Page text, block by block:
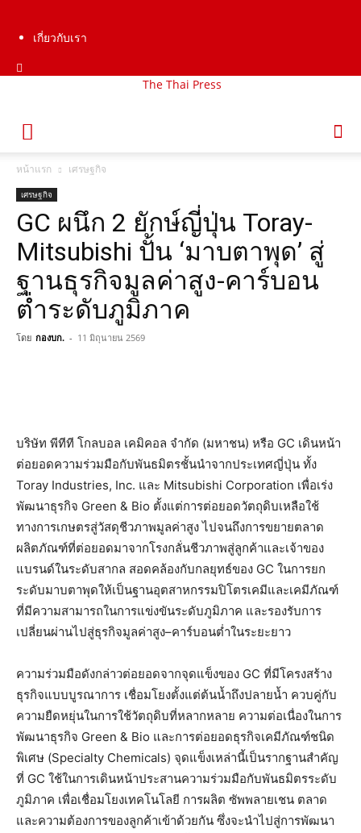
เกี่ยวกับเรา
The Thai Press
หน้าแรก เศรษฐกิจ
เศรษฐกิจ
GC ผนึก 2 ยักษ์ญี่ปุ่น Toray-
Mitsubishi ปั้น ‘มาบตาพุด’ สู่
ฐานธุรกิจมูลค่าสูง-คาร์บอน
ต่ำระดับภูมิภาค
โดย กองบก. - 11 มิถุนายน 2569
บริษัท พีทีที โกลบอล เคมิคอล จำกัด (มหาชน) หรือ GC เดินหน้า
ต่อยอดความร่วมมือกับพันธมิตรชั้นนำจากประเทศญี่ปุ่น ทั้ง
Toray Industries, Inc. และ Mitsubishi Corporation เพื่อเร่ง
พัฒนาธุรกิจ Green & Bio ตั้งแต่การต่อยอดวัตถุดิบเหลือใช้
ทางการเกษตรสู่วัสดุชีวภาพมูลค่าสูง ไปจนถึงการขยายตลาด
ผลิตภัณฑ์ที่ต่อยอดมาจากโรงกลั่นชีวภาพสู่ลูกค้าและเจ้าของ
แบรนด์ในระดับสากล สอดคล้องกับกลยุทธ์ของ GC ในการยก
ระดับมาบตาพุดให้เป็นฐานอุตสาหกรรมปิโตรเคมีและเคมีภัณฑ์
ที่มีความสามารถในการแข่งขันระดับภูมิภาค และรองรับการ
เปลี่ยนผ่านไปสู่ธุรกิจมูลค่าสูง–คาร์บอนต่ำในระยะยาว
ความร่วมมือดังกล่าวต่อยอดจากจุดแข็งของ GC ที่มีโครงสร้าง
ธุรกิจแบบบูรณาการ เชื่อมโยงตั้งแต่ต้นน้ำถึงปลายน้ำ ควบคู่กับ
ความยืดหยุ่นในการใช้วัตถุดิบที่หลากหลาย ความต่อเนื่องในการ
พัฒนาธุรกิจ Green & Bio และการต่อยอดธุรกิจเคมีภัณฑ์ชนิด
พิเศษ (Specialty Chemicals) จุดแข็งเหล่านี้เป็นรากฐานสำคัญ
ที่ GC ใช้ในการเดินหน้าประสานความร่วมมือกับพันธมิตรระดับ
ภูมิภาค เพื่อเชื่อมโยงเทคโนโลยี การผลิต ซัพพลายเชน ตลาด
และความต้องการของลูกค้าเข้าด้วยกัน ซึ่งจะนำไปสู่การพัฒนา